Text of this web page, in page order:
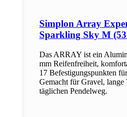
Simplon Array
Sparkling Sky M
Das ARRAY ist ein
mm Reifenfreiheit,
17 Befestigungspunkten
Gemacht für Gravel, lange
täglichen Pendelweg.